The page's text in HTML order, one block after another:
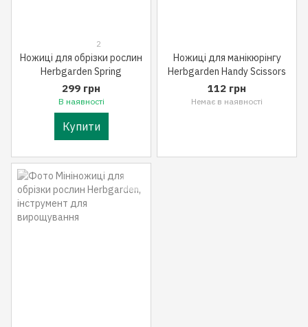
2
Ножиці для обрізки рослин
Herbgarden Spring
299 грн
В наявності
Купити
Ножиці для манікюрінгу
Herbgarden Handy Scissors
112 грн
Немає в наявності